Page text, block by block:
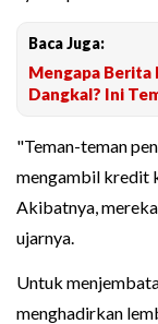
Baca Juga:
Mengapa Berita
Dangkal? Ini
"Teman-teman
mengambil kredit
Akibatnya,
ujarnya.
Untuk
menghadirkan